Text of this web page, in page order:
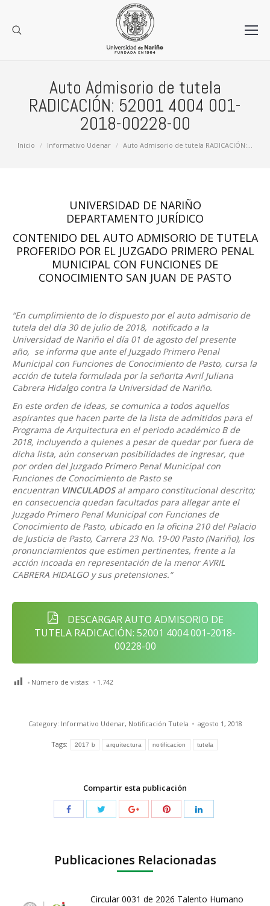
Auto Admisorio de tutela
RADICACIÓN: 52001 4004 001-
2018-00228-00
Estás aquí:
Inicio Informativo Udenar Auto Admisorio de tutela RADICACIÓN:…
UNIVERSIDAD DE NARIÑO
DEPARTAMENTO JURÍDICO
CONTENIDO DEL AUTO ADMISORIO DE TUTELA
PROFERIDO POR EL JUZGADO PRIMERO PENAL
MUNICIPAL CON FUNCIONES DE
CONOCIMIENTO SAN JUAN DE PASTO
“En cumplimiento de lo dispuesto por el auto admisorio de
tutela del día 30 de julio de 2018, notificado a la
Universidad de Nariño el día 01 de agosto del presente
año, se informa que ante el Juzgado Primero Penal
Municipal con Funciones de Conocimiento de Pasto, cursa la
acción de tutela formulada por la señorita Avril Juliana
Cabrera Hidalgo contra la Universidad de Nariño.
En este orden de ideas, se comunica a todos aquellos
aspirantes que hacen parte de la lista de admitidos para el
Programa de Arquitectura en el periodo académico B de
2018, incluyendo a quienes a pesar de quedar por fuera de
dicha lista, aún conservan posibilidades de ingresar, que
por orden del Juzgado Primero Penal Municipal con
Funciones de Conocimiento de Pasto se
encuentran VINCULADOS al amparo constitucional descrito;
en consecuencia quedan facultados para allegar ante el
Juzgado Primero Penal Municipal con Funciones de
Conocimiento de Pasto, ubicado en la oficina 210 del Palacio
de Justicia de Pasto, Carrera 23 No. 19-00 Pasto (Nariño), los
pronunciamientos que estimen pertinentes, frente a la
acción incoada en representación de la menor AVRIL
CABRERA HIDALGO y sus pretensiones.“
DESCARGAR AUTO ADMISORIO DE
TUTELA RADICACIÓN: 52001 4004 001-2018-
00228-00
Número de vistas: 1.742
Category: Informativo Udenar, Notificación Tutela agosto 1, 2018
Tags: 2017 b arquitectura notificacion tutela
Compartir esta publicación
Publicaciones Relacionadas
Circular 0031 de 2026 Talento Humano